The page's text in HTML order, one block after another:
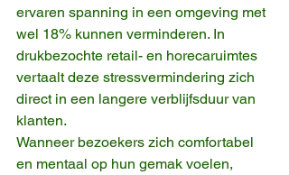
ervaren spanning in een omgeving met
wel 18% kunnen verminderen. In
drukbezochte retail- en horecaruimtes
vertaalt deze stressvermindering zich
direct in een langere verblijfsduur van
klanten.
Wanneer bezoekers zich comfortabel
en mentaal op hun gemak voelen,